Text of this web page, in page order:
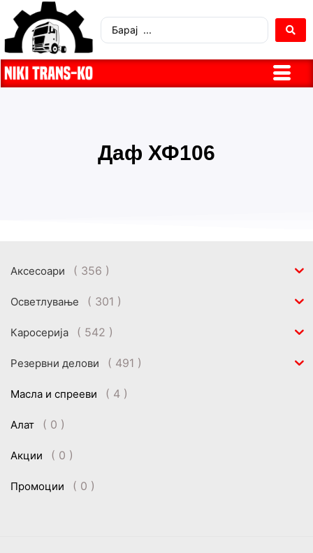
Даф ХФ106
Аксесоари ( 356 )
Осветлување ( 301 )
Каросерија ( 542 )
Резервни делови ( 491 )
Масла и спрееви ( 4 )
Алат ( 0 )
Акции ( 0 )
Промоции ( 0 )